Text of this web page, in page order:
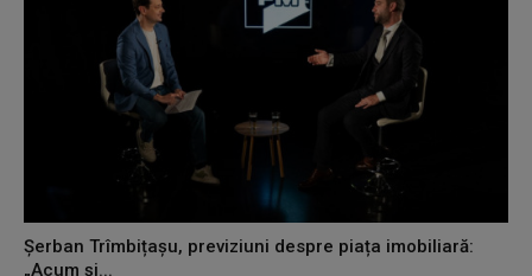
Șerban Trîmbițașu, previziuni despre piața imobiliară:
„Acum și...